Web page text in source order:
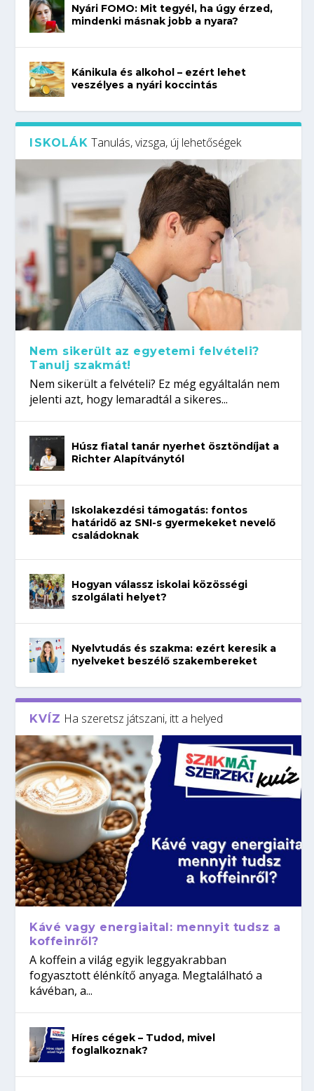
Nyári FOMO: Mit tegyél, ha úgy érzed,
mindenki másnak jobb a nyara?
Kánikula és alkohol – ezért lehet
veszélyes a nyári koccintás
ISKOLÁK Tanulás, vizsga, új lehetőségek
Nem sikerült az egyetemi felvételi?
Tanulj szakmát!
Nem sikerült a felvételi? Ez még egyáltalán nem
jelenti azt, hogy lemaradtál a sikeres...
Húsz fiatal tanár nyerhet ösztöndíjat a
Richter Alapítványtól
Iskolakezdési támogatás: fontos
határidő az SNI-s gyermekeket nevelő
családoknak
Hogyan válassz iskolai közösségi
szolgálati helyet?
Nyelvtudás és szakma: ezért keresik a
nyelveket beszélő szakembereket
KVÍZ Ha szeretsz játszani, itt a helyed
Kávé vagy energiaital: mennyit tudsz a
koffeinről?
A koffein a világ egyik leggyakrabban
fogyasztott élénkítő anyaga. Megtalálható a
kávéban, a...
Híres cégek – Tudod, mivel
foglalkoznak?